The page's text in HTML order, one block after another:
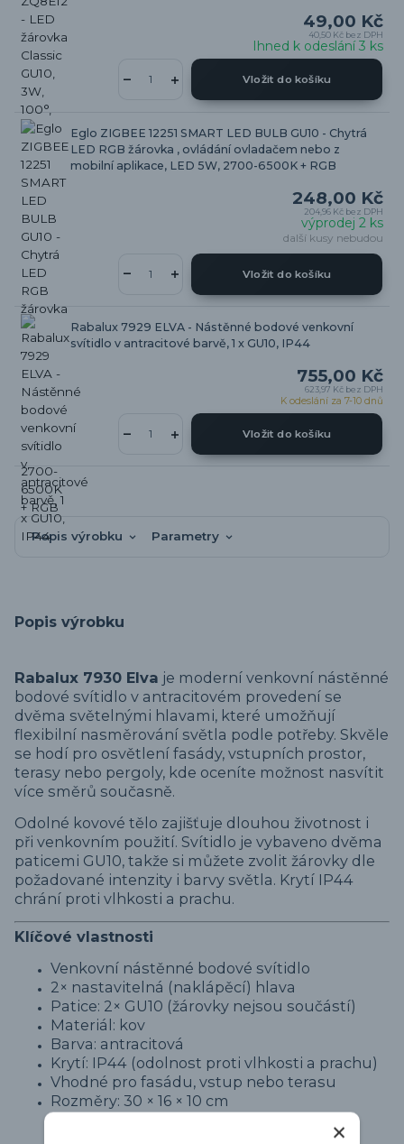
49,00 Kč
40,50 Kč bez DPH
Ihned k odeslání 3 ks
Vložit do košíku
Eglo ZIGBEE 12251 SMART LED BULB GU10 - Chytrá
LED RGB žárovka , ovládání ovladačem nebo z
mobilní aplikace, LED 5W, 2700-6500K + RGB
248,00 Kč
204,96 Kč bez DPH
výprodej 2 ks
další kusy nebudou
Vložit do košíku
Rabalux 7929 ELVA - Nástěnné bodové venkovní
svítidlo v antracitové barvě, 1 x GU10, IP44
755,00 Kč
623,97 Kč bez DPH
K odeslání za 7-10 dnů
Vložit do košíku
Popis výrobku Parametry
Popis výrobku
Rabalux 7930 Elva je moderní venkovní nástěnné
bodové svítidlo v antracitovém provedení se
dvěma světelnými hlavami, které umožňují
flexibilní nasměrování světla podle potřeby. Skvěle
se hodí pro osvětlení fasády, vstupních prostor,
terasy nebo pergoly, kde oceníte možnost nasvítit
více směrů současně.
Odolné kovové tělo zajišťuje dlouhou životnost i
při venkovním použití. Svítidlo je vybaveno dvěma
paticemi GU10, takže si můžete zvolit žárovky dle
požadované intenzity i barvy světla. Krytí IP44
chrání proti vlhkosti a prachu.
Klíčové vlastnosti
Venkovní nástěnné bodové svítidlo
2× nastavitelná (naklápěcí) hlava
Patice: 2× GU10 (žárovky nejsou součástí)
Materiál: kov
Barva: antracitová
Krytí: IP44 (odolnost proti vlhkosti a prachu)
Vhodné pro fasádu, vstup nebo terasu
Rozměry: 30 × 16 × 10 cm